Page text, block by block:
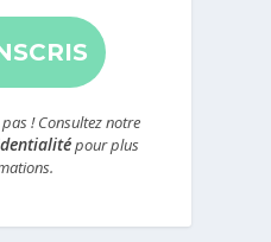
mail
*
! Consultez notre
pour plus